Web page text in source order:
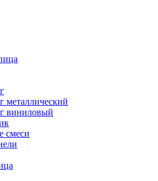
металлический
виниловый
смеси